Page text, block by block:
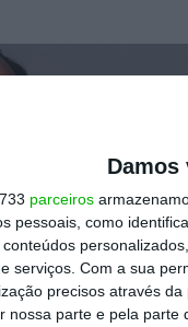
Damos
parceiros
pessoais, como
serviços. Com a sua
precisos através
nossa parte e pela